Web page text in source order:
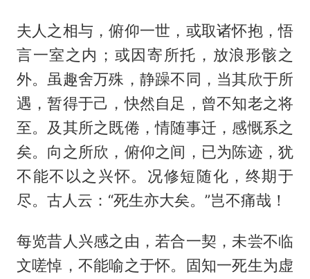
夫人之相与，俯仰一世，或取诸怀抱，悟
言一室之内；或因寄所托，放浪形骸之
外。虽趣舍万殊，静躁不同，当其欣于所
遇，暂得于己，快然自足，曾不知老之将
至。及其所之既倦，情随事迁，感慨系之
矣。向之所欣，俯仰之间，已为陈迹，犹
不能不以之兴怀。况修短随化，终期于
尽。古人云：“死生亦大矣。”岂不痛哉！
每览昔人兴感之由，若合一契，未尝不临
文嗟悼，不能喻之于怀。固知一死生为虚